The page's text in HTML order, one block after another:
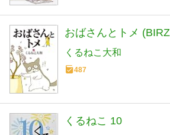
おばさんとトメ
くるねこ大和
487
くるねこ 10